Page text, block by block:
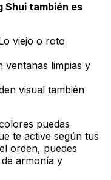
Shui también es
viejo o roto
ventanas limpias y
visual también
puedas
te active según tus
orden, puedes
armonía y